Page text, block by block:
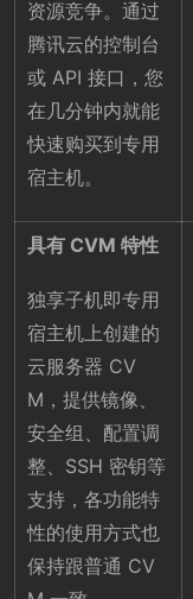
资源竞争。通过
腾讯云的控制台
或 API 接口，您
在几分钟内就能
快速购买到专用
宿主机。
具有 CVM 特性
独享子机即专用
宿主机上创建的
云服务器 CV
M，提供镜像、
安全组、配置调
整、SSH 密钥等
支持，各功能特
性的使用方式也
保持跟普通 CV